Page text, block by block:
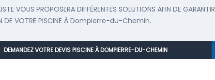
VOUS PROPOSERA DIFFÉRENTES SOLUTIONS AFIN DE GARANTIR
DE VOTRE PISCINE À Dompierre-du-Chemin.
DEMANDEZ VOTRE DEVIS PISCINE À DOMPIERRE-DU-CHEMIN